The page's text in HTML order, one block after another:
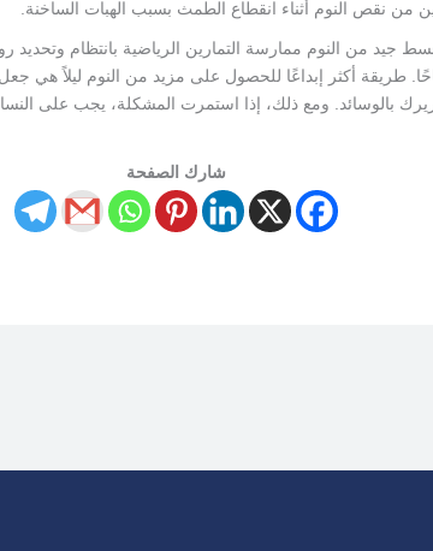
من نقص النوم أثناء انقطاع الطمث بسبب الهبات الساخنة.
من النوم ممارسة التمارين الرياضية بانتظام وتحديد
طريقة أكثر إبداعًا للحصول على مزيد من النوم ليلاً هي
بالوسائد. ومع ذلك، إذا استمرت المشكلة، يجب على
شارك الصفحة